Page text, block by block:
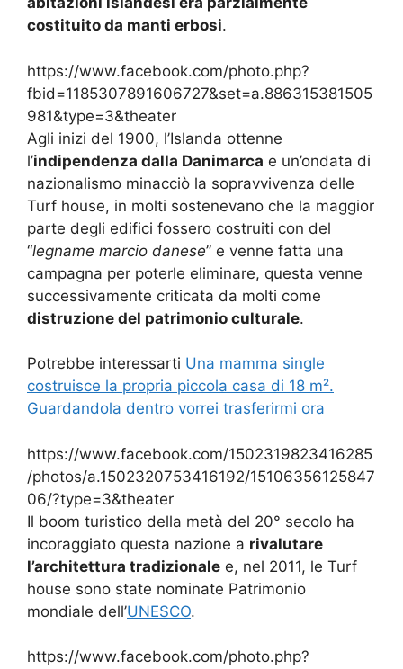
costituito da manti erbosi.
https://www.facebook.com/photo.php?
fbid=1185307891606727&set=a.886315381505
981&type=3&theater
Agli inizi del 1900, l’Islanda ottenne
l’indipendenza dalla Danimarca e un’ondata di
nazionalismo minacciò la sopravvivenza delle
Turf house, in molti sostenevano che la maggior
parte degli edifici fossero costruiti con del
“legname marcio danese” e venne fatta una
campagna per poterle eliminare, questa venne
successivamente criticata da molti come
distruzione del patrimonio culturale.
Potrebbe interessarti Una mamma single
costruisce la propria piccola casa di 18 m².
Guardandola dentro vorrei trasferirmi ora
https://www.facebook.com/1502319823416285
/photos/a.1502320753416192/15106356125847
06/?type=3&theater
Il boom turistico della metà del 20° secolo ha
incoraggiato questa nazione a rivalutare
l’architettura tradizionale e, nel 2011, le Turf
house sono state nominate Patrimonio
mondiale dell’UNESCO.
https://www.facebook.com/photo.php?